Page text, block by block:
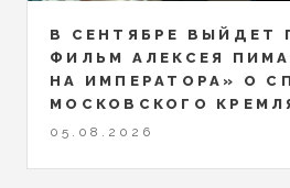
В СЕНТЯБРЕ ВЫЙДЕТ
ФИЛЬМ АЛЕКСЕЯ
НА ИМПЕРАТОРА» О
МОСКОВСКОГО
05.08.2026